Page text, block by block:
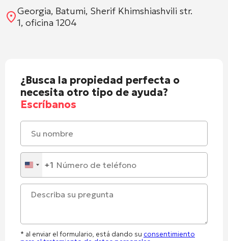
Georgia, Batumi, Sherif Khimshiashvili str.
1, oficina 1204
¿Busca la propiedad perfecta o
necesita otro tipo de ayuda?
Escríbanos
United
States
+1
+1
* al enviar el formulario, está dando su consentimiento